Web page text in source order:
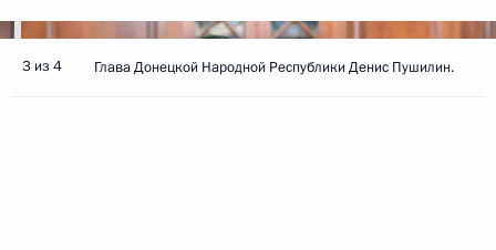
3 из 4 Глава Донецкой Народной Республики Денис Пушилин.